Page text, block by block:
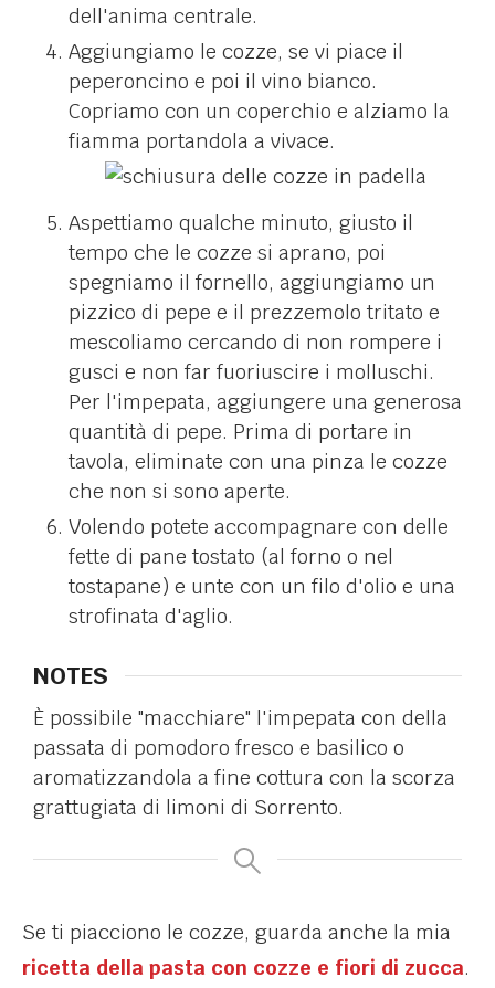
dell'anima centrale.
Aggiungiamo le cozze, se vi piace il
peperoncino e poi il vino bianco.
Copriamo con un coperchio e alziamo la
fiamma portandola a vivace.
Aspettiamo qualche minuto, giusto il
tempo che le cozze si aprano, poi
spegniamo il fornello, aggiungiamo un
pizzico di pepe e il prezzemolo tritato e
mescoliamo cercando di non rompere i
gusci e non far fuoriuscire i molluschi.
Per l'impepata, aggiungere una generosa
quantità di pepe. Prima di portare in
tavola, eliminate con una pinza le cozze
che non si sono aperte.
Volendo potete accompagnare con delle
fette di pane tostato (al forno o nel
tostapane) e unte con un filo d'olio e una
strofinata d'aglio.
NOTES
È possibile "macchiare" l'impepata con della
passata di pomodoro fresco e basilico o
aromatizzandola a fine cottura con la scorza
grattugiata di limoni di Sorrento.
Se ti piacciono le cozze, guarda anche la mia
ricetta della pasta con cozze e fiori di zucca.